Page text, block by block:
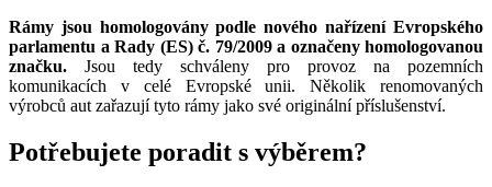
Rámy jsou homologovány podle nového nařízení Evropského
parlamentu a Rady (ES) č. 79/2009 a označeny homologovanou
značku. Jsou tedy schváleny pro provoz na pozemních
komunikacích v celé Evropské unii. Několik renomovaných
výrobců aut zařazují tyto rámy jako své originální příslušenství.
Potřebujete poradit s výběrem?